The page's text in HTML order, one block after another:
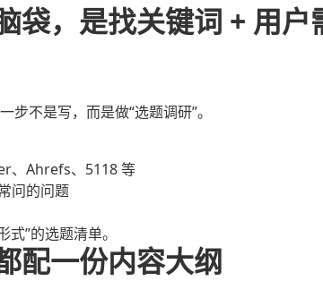
袋，是找关键词 + 用户
不是写，而是做“选题调研”。
、Ahrefs、5118 等
问的问题
”的选题清单。
配一份内容大纲